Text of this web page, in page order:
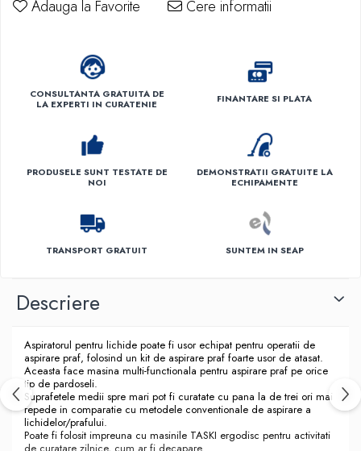
Adauga la Favorite Cere informatii
CONSULTANTA GRATUITA DE
LA EXPERTI IN CURATENIE
FINANTARE SI PLATA
PRODUSELE SUNT TESTATE DE
NOI
DEMONSTRATII GRATUITE LA
ECHIPAMENTE
TRANSPORT GRATUIT SUNTEM IN SEAP
Descriere
Aspiratorul pentru lichide poate fi usor echipat pentru operatii de
aspirare praf, folosind un kit de aspirare praf foarte usor de atasat.
Aceasta face masina multi-functionala pentru aspirare praf pe orice
tip de pardoseli.
Suprafetele medii spre mari pot fi curatate cu pana la de trei ori mai
repede in comparatie cu metodele conventionale de aspirare a
lichidelor/prafului.
Poate fi folosit impreuna cu masinile TASKI ergodisc pentru activitati